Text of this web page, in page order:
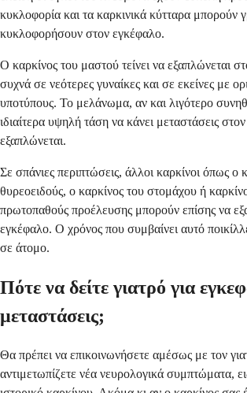
κυκλοφορία και τα καρκινικά κύτταρα μπορούν
κυκλοφορήσουν στον εγκέφαλο.
Ο καρκίνος του μαστού τείνει να εξαπλώνεται
συχνά σε νεότερες γυναίκες και σε εκείνες με
υποτύπους. Το μελάνωμα, αν και λιγότερο
ιδιαίτερα υψηλή τάση να κάνει μεταστάσεις
εξαπλώνεται.
Σε σπάνιες περιπτώσεις, άλλοι καρκίνοι όπως ο
θυρεοειδούς, ο καρκίνος του στομάχου ή
πρωτοπαθούς προέλευσης μπορούν επίσης να
εγκέφαλο. Ο χρόνος που συμβαίνει αυτό
σε άτομο.
Πότε να δείτε γιατρό για
μεταστάσεις;
Θα πρέπει να επικοινωνήσετε αμέσως με τον
αντιμετωπίζετε νέα νευρολογικά συμπτώματα,